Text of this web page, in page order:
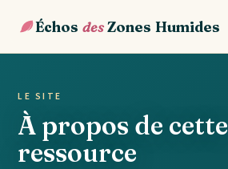
Échos desZones Humides
LE SITE
À propos de cette
ressource